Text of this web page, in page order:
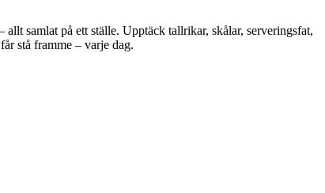
samlat på ett ställe. Upptäck tallrikar, skålar, serveringsfat,
stå framme – varje dag.